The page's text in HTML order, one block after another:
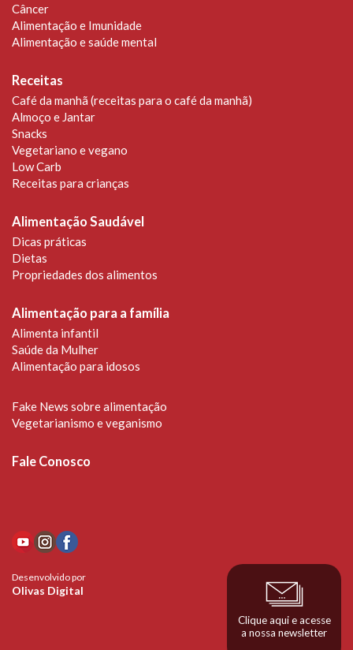
Clique aqui e acesse
a nossa newsletter
Câncer
Alimentação e Imunidade
Alimentação e saúde mental
Receitas
Café da manhã (receitas para o café da manhã)
Almoço e Jantar
Snacks
Vegetariano e vegano
Low Carb
Receitas para crianças
Alimentação Saudável
Dicas práticas
Dietas
Propriedades dos alimentos
Alimentação para a família
Alimenta infantil
Saúde da Mulher
Alimentação para idosos
Fake News sobre alimentação
Vegetarianismo e veganismo
Fale Conosco
Desenvolvido por
Olivas Digital